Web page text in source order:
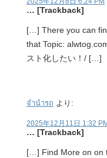
… [Trackback]
[…] There you can
that Topic:
スト化したい！/ […]
จำนำรถ より:
2025年12月11日 1:32 PM
… [Trackback]
[…] Find More on on